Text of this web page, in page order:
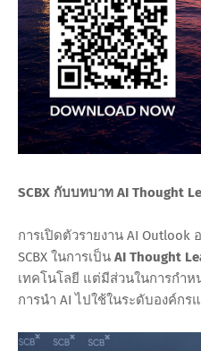
SCBX กับบทบาท AI Thought
การเปิดตัวรายงาน AI
SCBX ในการเป็น AI Thought
เทคโนโลยี แต่มีส่วนในการกำ
การนำ AI ไปใช้ในระดับองค์กร